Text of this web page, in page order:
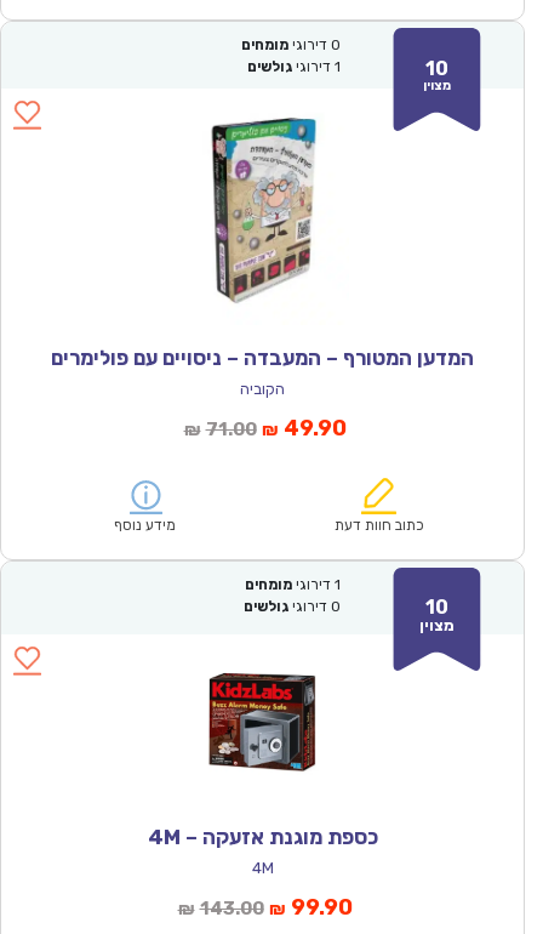
10
מצוין
0 דירוגי מומחים
1 דירוגי גולשים
המדען המטורף – המעבדה – ניסויים עם פולימרים
הקוביה
₪ 71.00המחיר
₪71.00.
₪ 49.90המחיר
הוא:
כתוב חוות דעת מידע נוסף
10
מצוין
1 דירוגי מומחים
0 דירוגי גולשים
כספת מוגנת אזעקה – 4M
4M
₪ 143.00המחיר
₪ 99.90המחיר